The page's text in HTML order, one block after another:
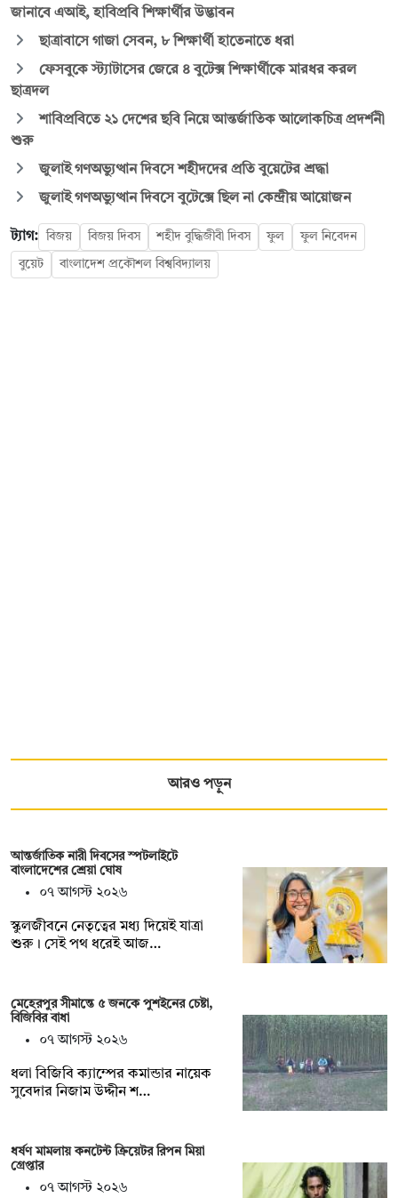
জানাবে এআই, হাবিপ্রবি শিক্ষার্থীর উদ্ভাবন
ছাত্রাবাসে গাজা সেবন, ৮ শিক্ষার্থী হাতেনাতে ধরা
ফেসবুকে স্ট্যাটাসের জেরে ৪ বুটেক্স শিক্ষার্থীকে মারধর করল
ছাত্রদল
শাবিপ্রবিতে ২১ দেশের ছবি নিয়ে আন্তর্জাতিক আলোকচিত্র প্রদর্শনী
শুরু
জুলাই গণঅভ্যুত্থান দিবসে শহীদদের প্রতি বুয়েটের শ্রদ্ধা
জুলাই গণঅভ্যুত্থান দিবসে বুটেক্সে ছিল না কেন্দ্রীয় আয়োজন
ট্যাগ: বিজয় বিজয় দিবস শহীদ বুদ্ধিজীবী দিবস ফুল ফুল নিবেদন
বুয়েট বাংলাদেশ প্রকৌশল বিশ্ববিদ্যালয়
আরও পড়ুন
আন্তর্জাতিক নারী দিবসের স্পটলাইটে
বাংলাদেশের শ্রেয়া ঘোষ
০৭ আগস্ট ২০২৬
স্কুলজীবনে নেতৃত্বের মধ্য দিয়েই যাত্রা
শুরু। সেই পথ ধরেই আজ…
মেহেরপুর সীমান্তে ৫ জনকে পুশইনের চেষ্টা,
বিজিবির বাধা
০৭ আগস্ট ২০২৬
ধলা বিজিবি ক্যাম্পের কমান্ডার নায়েক
সুবেদার নিজাম উদ্দীন শ…
ধর্ষণ মামলায় কনটেন্ট ক্রিয়েটর রিপন মিয়া
গ্রেপ্তার
০৭ আগস্ট ২০২৬